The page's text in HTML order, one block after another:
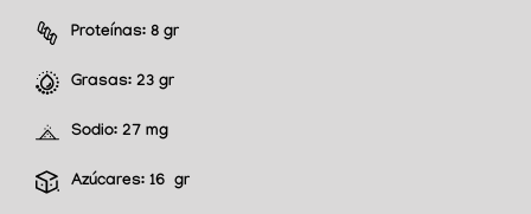
Proteínas: 8 gr
Grasas: 23 gr
Sodio: 27 mg
Azúcares: 16 gr